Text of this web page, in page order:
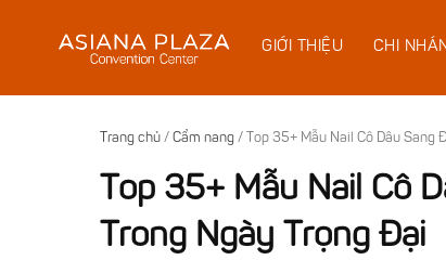
GIỚI THIỆU CHI
Trang chủ / Cẩm nang / Top 35+ Mẫu Nail Cô Dâu
Top 35+ Mẫu Nail Cô
Trong Ngày Trọng Đại